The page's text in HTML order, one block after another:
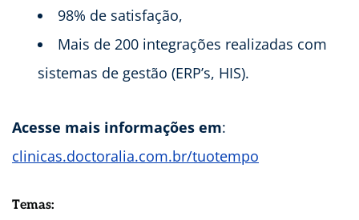
98% de satisfação,
Mais de 200 integrações realizadas com
sistemas de gestão (ERP’s, HIS).
Acesse mais informações em:
clinicas.doctoralia.com.br/tuotempo
Temas: